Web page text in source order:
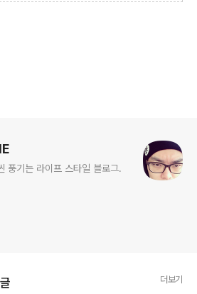
풍기는 라이프 스타일 블로그.
더보기